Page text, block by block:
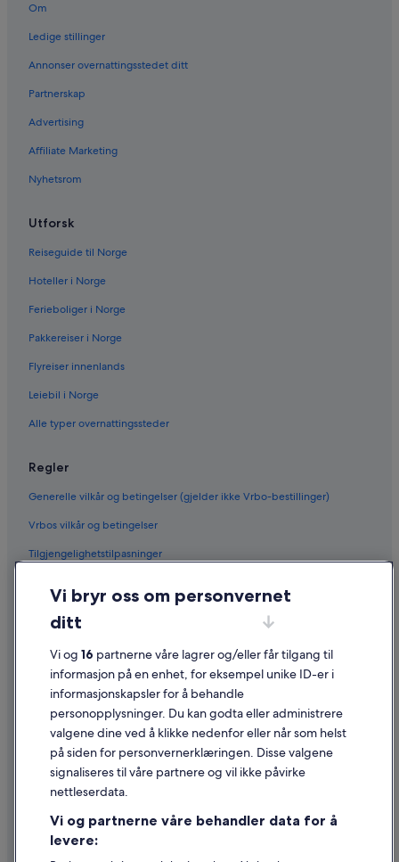
Om
Ledige stillinger
Annonser overnattingsstedet ditt
Partnerskap
Advertising
Affiliate Marketing
Nyhetsrom
Utforsk
Reiseguide til Norge
Hoteller i Norge
Ferieboliger i Norge
Pakkereiser i Norge
Flyreiser innenlands
Leiebil i Norge
Alle typer overnattingssteder
Regler
Generelle vilkår og betingelser (gjelder ikke Vrbo-bestillinger)
Vrbos vilkår og betingelser
Tilgjengelighetstilpasninger
Juridisk informasjon / kontakt oss
Retningslinjer for innhold og rapportering av innhold
Hjelp
Kontakt oss
Avbestille eller endre bestillingen
Refusjonsprosessen og tidsrammer for refusjon
Vi bryr oss om personvernet
ditt
Vi og 16 partnerne våre lagrer og/eller får tilgang til
informasjon på en enhet, for eksempel unike ID-er i
informasjonskapsler for å behandle
personopplysninger. Du kan godta eller administrere
valgene dine ved å klikke nedenfor eller når som helst
på siden for personvernerklæringen. Disse valgene
signaliseres til våre partnere og vil ikke påvirke
nettleserdata.
Vi og partnerne våre behandler data for å
levere: